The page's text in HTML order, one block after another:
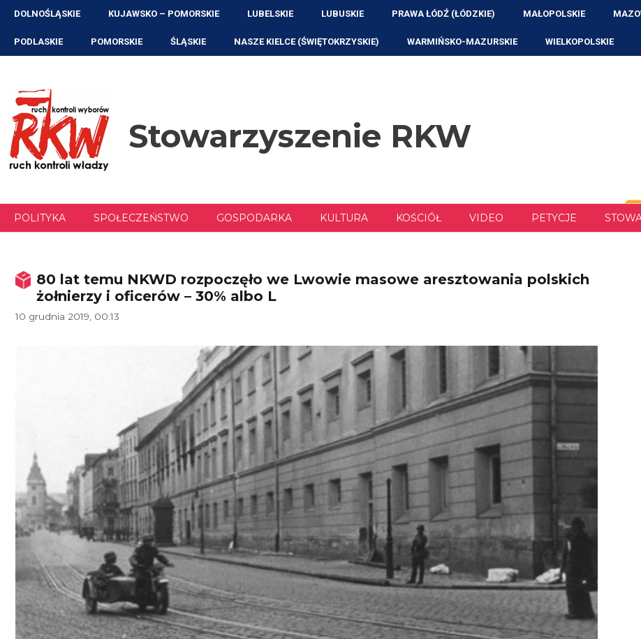
Przejdź
treści
DOLNOŚLĄSKIE KUJAWSKO – POMORSKIE LUBELSKIE LUBUSKIE PRAWA ŁÓDŹ (ŁÓDZKIE) MAŁOPOLSKIE
PODLASKIE POMORSKIE ŚLĄSKIE NASZE KIELCE (ŚWIĘTOKRZYSKIE) WARMIŃSKO-MAZURSKIE WIELKOPOLSKIE
Stowarzyszenie RKW
POLITYKA SPOŁECZEŃSTWO GOSPODARKA KULTURA KOŚCIÓŁ VIDEO PETYCJE
80 lat temu NKWD rozpoczęło we Lwowie masowe aresztowania polskich
żołnierzy i oficerów – 30% albo L
10 grudnia 2019, 00:13